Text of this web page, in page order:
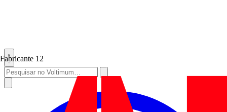
Fabricante 12